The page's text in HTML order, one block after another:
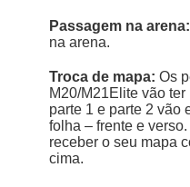
Passagem na arena:
na arena.
Troca de mapa: Os
M20/M21Elite vão
parte 1 e parte 2 vão
folha – frente e
receber o seu mapa
cima.